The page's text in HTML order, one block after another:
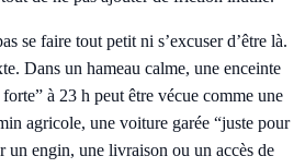
se faire tout petit ni s’excuser d’être là.
Dans un hameau calme, une enceinte
à 23 h peut être vécue comme une
agricole, une voiture garée “juste pour
un engin, une livraison ou un accès de